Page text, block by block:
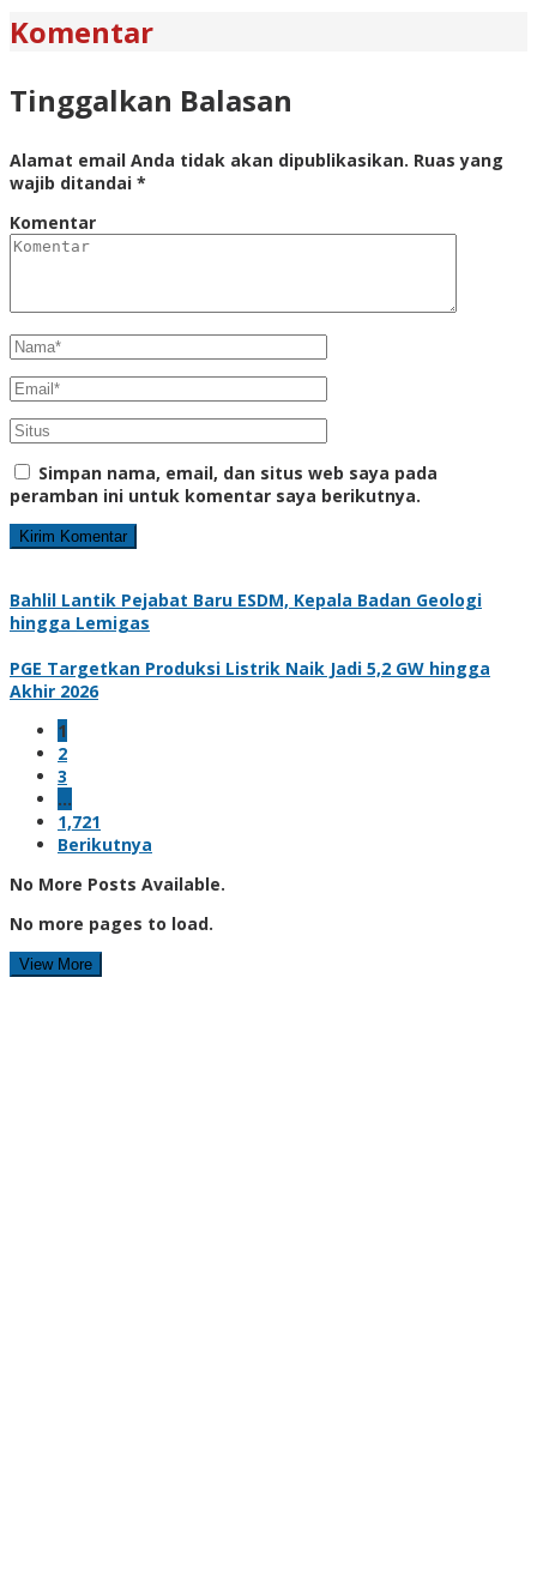
Komentar
Tinggalkan Balasan
Alamat email Anda tidak akan dipublikasikan. Ruas yang
wajib ditandai *
Komentar
Simpan nama, email, dan situs web saya pada
peramban ini untuk komentar saya berikutnya.
Bahlil Lantik Pejabat Baru ESDM, Kepala Badan Geologi
hingga Lemigas
PGE Targetkan Produksi Listrik Naik Jadi 5,2 GW hingga
Akhir 2026
1
2
3
…
1,721
Berikutnya
No More Posts Available.
No more pages to load.
View More